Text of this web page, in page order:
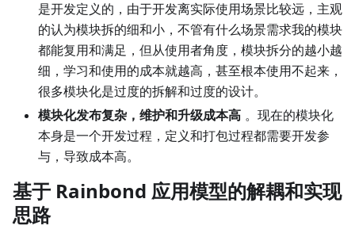
是开发定义的，由于开发离实际使用场景比较远，主观
的认为模块拆的细和小，不管有什么场景需求我的模块
都能复用和满足，但从使用者角度，模块拆分的越小越
细，学习和使用的成本就越高，甚至根本使用不起来，
很多模块化是过度的拆解和过度的设计。
模块化发布复杂，维护和升级成本高 。现在的模块化
本身是一个开发过程，定义和打包过程都需要开发参
与，导致成本高。
基于 Rainbond 应用模型的解耦和实现
思路